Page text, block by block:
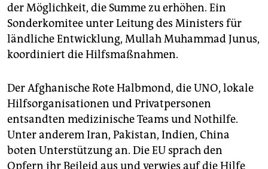
der Möglichkeit, die Summe zu erhöhen. Ein
Sonderkomitee unter Leitung des Ministers für
ländliche Entwicklung, Mullah Muhammad Junus,
koordiniert die Hilfsmaßnahmen.
Der Afghanische Rote Halbmond, die UNO, lokale
Hilfsorganisationen und Privatpersonen
entsandten medizinische Teams und Nothilfe.
Unter anderem Iran, Pakistan, Indien, China
boten Unterstützung an. Die EU sprach den
Opfern ihr Beileid aus und verwies auf die Hilfe